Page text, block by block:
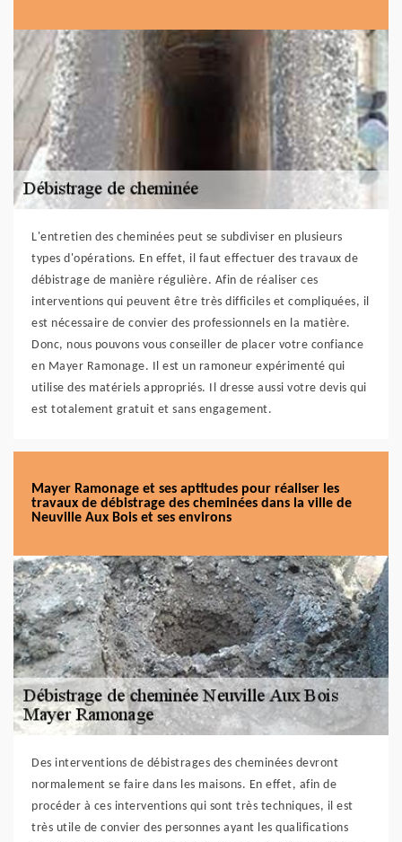
L'entretien des cheminées peut se subdiviser en plusieurs
types d'opérations. En effet, il faut effectuer des travaux de
débistrage de manière régulière. Afin de réaliser ces
interventions qui peuvent être très difficiles et compliquées, il
est nécessaire de convier des professionnels en la matière.
Donc, nous pouvons vous conseiller de placer votre confiance
en Mayer Ramonage. Il est un ramoneur expérimenté qui
utilise des matériels appropriés. Il dresse aussi votre devis qui
est totalement gratuit et sans engagement.
Mayer Ramonage et ses aptitudes pour réaliser les
travaux de débistrage des cheminées dans la ville de
Neuville Aux Bois et ses environs
Des interventions de débistrages des cheminées devront
normalement se faire dans les maisons. En effet, afin de
procéder à ces interventions qui sont très techniques, il est
très utile de convier des personnes ayant les qualifications